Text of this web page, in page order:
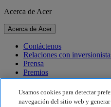
Acerca de Acer
Acerca de Acer
Contáctenos
Relaciones con
Prensa
Premios
Eventos
Sostenibilidad
Usamos cookies para detectar
navegación del sitio web y